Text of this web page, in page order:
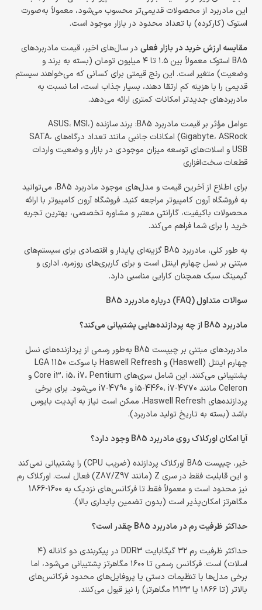
این مادربرد از محصولات قدیمی‌تر محسوب می‌شود، معمولاً به‌صورت
استوک (کارکرده) با تعداد محدود در بازار موجود است.
مقایسه ارزش خرید در بازار فعلی در سال‌های اخیر، قیمت مادربردهای
B85 استوک معمولاً بین ۱.۵ تا ۴ میلیون تومان (بسته به برند و
وضعیت) متغیر است. این رنج قیمتی برای کسانی که می‌خواهند سیستم
قدیمی را با هزینه کم ارتقا دهند، بسیار جذاب است، اما نسبت به
مادربردهای جدیدتر امکانات کمتری ارائه می‌دهد.
عوامل مؤثر بر قیمت مادربرد B85: برند سازنده (ASUS، MSI،
Gigabyte، ASRock) امکانات جانبی مانند تعداد درگاه‌های SATA،
USB و اسلات‌های توسعه میزان موجودی در بازار و وضعیت واردات
قطعات سخت‌افزاری
برای اطلاع از آخرین قیمت و مدل‌های موجود مادربرد B85، می‌توانید
به فروشگاه آرون کامپیوتر مراجعه کنید. فروشگاه آرون کامپیوتر با ارائه
محصولات باکیفیت، گارانتی معتبر و مشاوره تخصصی، بهترین تجربه
خرید را برای شما فراهم می‌کند.
به طور کلی، مادربرد B85 گزینه‌ای پایدار و اقتصادی برای سیستم‌های
مبتنی بر نسل چهارم اینتل است و برای کاربری‌های روزمره، اداری و
گیمینگ سبک همچنان کارایی مناسبی دارد.
سوالات متداول (FAQ) درباره مادربرد B85
مادربرد B85 از چه پردازنده‌هایی پشتیبانی می‌کند؟
مادربردهای مبتنی بر چیپست B85 به‌طور رسمی از پردازنده‌های نسل
چهارم اینتل (Haswell) و Haswell Refresh با سوکت LGA 1150
پشتیبانی می‌کنند. این شامل سری‌های Core i3، i5، i7، Pentium و
Celeron مانند i5-4460، i7-4770 و i7-4790 می‌شود. برای برخی
پردازنده‌های Haswell Refresh، ممکن است نیاز به آپدیت بایوس
باشد (بسته به تاریخ تولید مادربرد).
آیا امکان اورکلاک روی مادربرد B85 وجود دارد؟
خیر، چیپست B85 اورکلاک پردازنده (ضریب CPU) را پشتیبانی نمی‌کند
و این قابلیت فقط در سری Z (مانند Z87/Z97) فعال است. اورکلاک رم
نیز محدود است و معمولاً فقط تا فرکانس‌های نزدیک به 1600-1866
مگاهرتز امکان‌پذیر است (بدون تضمین پایداری بالا).
حداکثر ظرفیت رم در مادربرد B85 چقدر است؟
حداکثر ظرفیت رم ۳۲ گیگابایت DDR3 در پیکربندی دو کاناله (۴
اسلات) است. فرکانس رسمی تا ۱۶۰۰ مگاهرتز پشتیبانی می‌شود، اما
برخی مدل‌ها با تنظیمات دستی یا پروفایل‌های محدود فرکانس‌های
بالاتر (تا ۱۸۶۶ یا ۲۱۳۳ مگاهرتز) را نیز قبول می‌کنند.